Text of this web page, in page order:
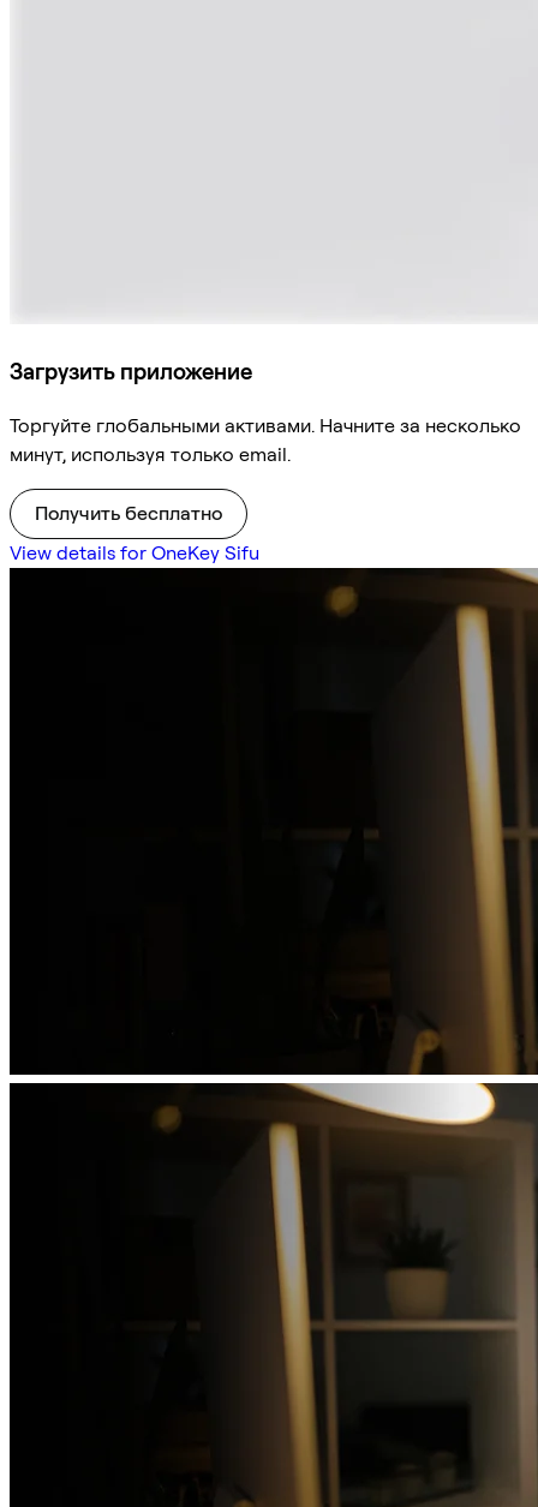
Загрузить приложение
Торгуйте глобальными активами. Начните за несколько
минут, используя только email.
Получить бесплатно
View details for OneKey Sifu